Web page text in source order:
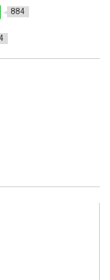
884